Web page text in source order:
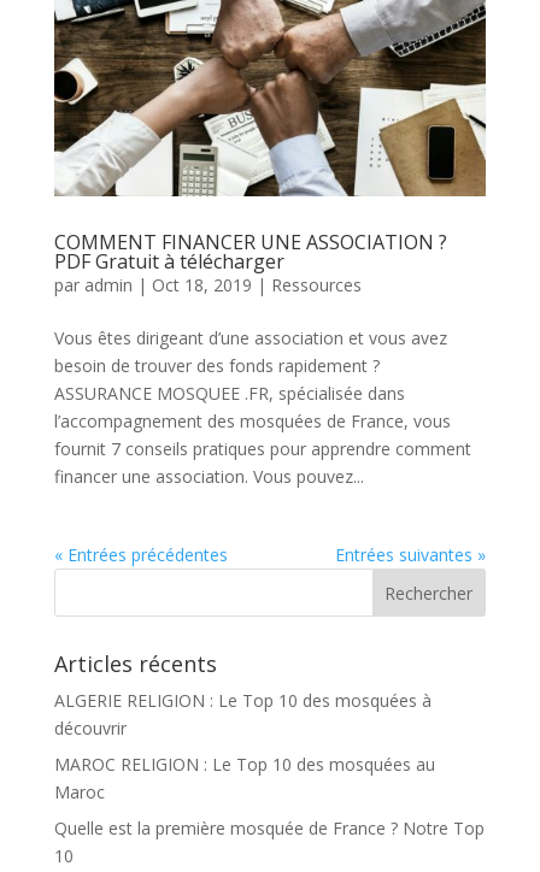
COMMENT FINANCER UNE ASSOCIATION ?
PDF Gratuit à télécharger
par admin | Oct 18, 2019 | Ressources
Vous êtes dirigeant d’une association et vous avez
besoin de trouver des fonds rapidement ?
ASSURANCE MOSQUEE .FR, spécialisée dans
l’accompagnement des mosquées de France, vous
fournit 7 conseils pratiques pour apprendre comment
financer une association. Vous pouvez...
« Entrées précédentes Entrées suivantes »
Articles récents
ALGERIE RELIGION : Le Top 10 des mosquées à
découvrir
MAROC RELIGION : Le Top 10 des mosquées au
Maroc
Quelle est la première mosquée de France ? Notre Top
10